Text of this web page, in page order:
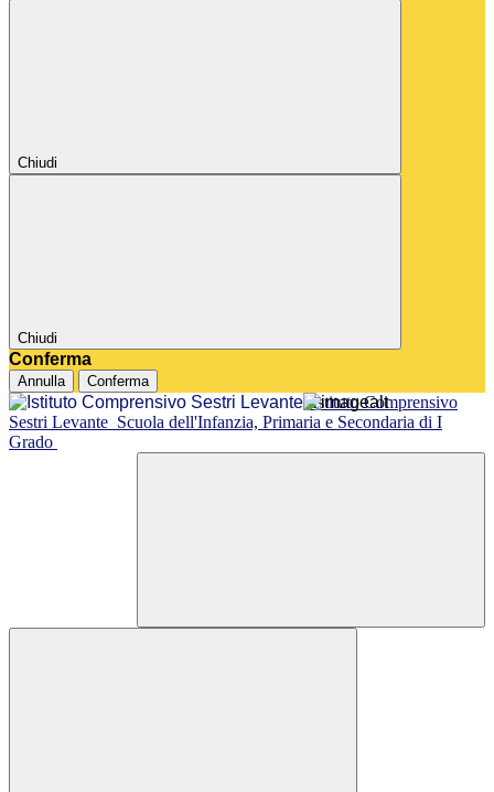
Chiudi
Chiudi
Conferma
Annulla Conferma
Istituto Comprensivo
Sestri Levante Scuola dell'Infanzia, Primaria e Secondaria di I
Grado